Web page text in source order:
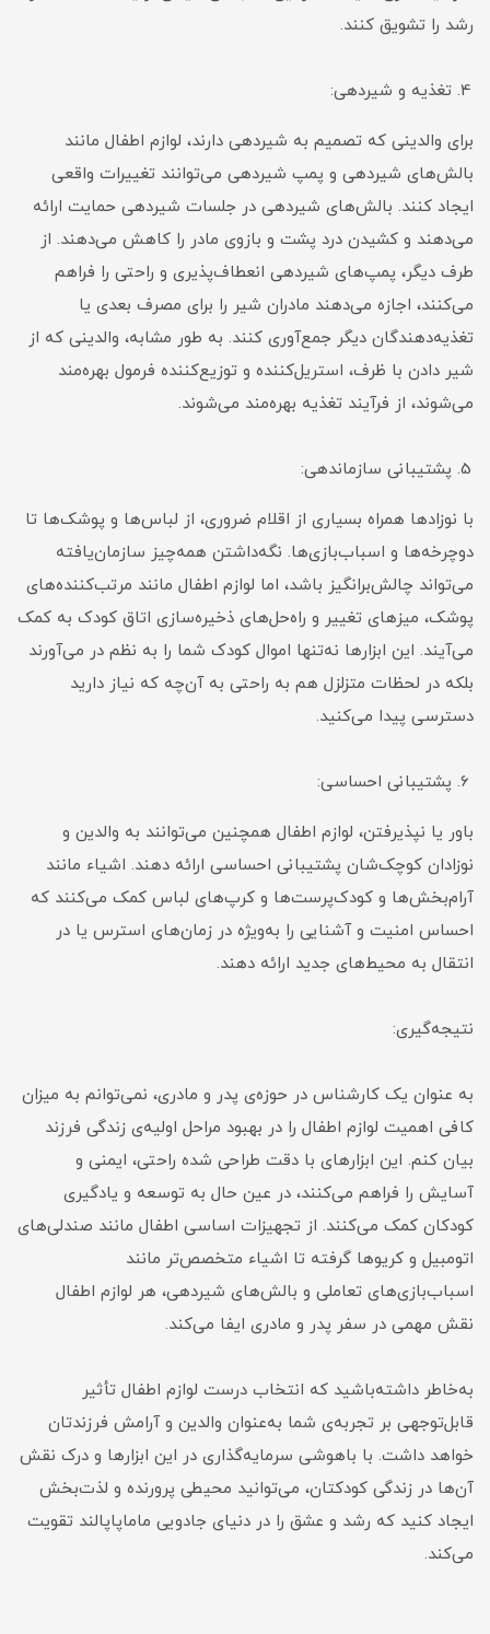
رشد را تشویق کنند.
تغذیه و شیردهی:
برای والدینی که تصمیم به شیردهی دارند، لوازم اطفال مانند
بالش‌های شیردهی و پمپ شیردهی می‌توانند تغییرات واقعی
ایجاد کنند. بالش‌های شیردهی در جلسات شیردهی حمایت ارائه
می‌دهند و کشیدن درد پشت و بازوی مادر را کاهش می‌دهند. از
طرف دیگر، پمپ‌های شیردهی انعطاف‌پذیری و راحتی را فراهم
می‌کنند، اجازه می‌دهند مادران شیر را برای مصرف بعدی یا
تغذیه‌دهندگان دیگر جمع‌آوری کنند. به طور مشابه، والدینی که از
شیر دادن با ظرف، استریل‌کننده و توزیع‌کننده فرمول بهره‌مند
می‌شوند، از فرآیند تغذیه بهره‌مند می‌شوند.
پشتیبانی سازماندهی:
با نوزادها همراه بسیاری از اقلام ضروری، از لباس‌ها و پوشک‌ها تا
دوچرخه‌ها و اسباب‌بازی‌ها. نگه‌داشتن همه‌چیز سازمان‌یافته
می‌تواند چالش‌برانگیز باشد، اما لوازم اطفال مانند مرتب‌کننده‌های
پوشک، میز‌های تغییر و راه‌حل‌های ذخیره‌سازی اتاق کودک به کمک
می‌آیند. این ابزارها نه‌تنها اموال کودک شما را به نظم در می‌آورند
بلکه در لحظات متزلزل هم به راحتی به آن‌چه که نیاز دارید
دسترسی پیدا می‌کنید.
پشتیبانی احساسی:
باور یا نپذیرفتن، لوازم اطفال همچنین می‌توانند به والدین و
نوزادان کوچک‌شان پشتیبانی احساسی ارائه دهند. اشیاء مانند
آرام‌بخش‌ها و کودک‌پرست‌ها و کرپ‌های لباس کمک می‌کنند که
احساس امنیت و آشنایی را به‌ویژه در زمان‌های استرس یا در
انتقال به محیط‌های جدید ارائه دهند.
نتیجه‌گیری:
به عنوان یک کارشناس در حوزه‌ی پدر و مادری، نمی‌توانم به میزان
کافی اهمیت لوازم اطفال را در بهبود مراحل اولیه‌ی زندگی فرزند
بیان کنم. این ابزارهای با دقت طراحی شده راحتی، ایمنی و
آسایش را فراهم می‌کنند، در عین حال به توسعه و یادگیری
کودکان کمک می‌کنند. از تجهیزات اساسی اطفال مانند صندلی‌های
اتومبیل و کریو‌ها گرفته تا اشیاء متخصص‌تر مانند
اسباب‌بازی‌های تعاملی و بالش‌های شیردهی، هر لوازم اطفال
نقش مهمی در سفر پدر و مادری ایفا می‌کند.
به‌خاطر داشته‌باشید که انتخاب درست لوازم اطفال تأثیر
قابل‌توجهی بر تجربه‌ی شما به‌عنوان والدین و آرامش فرزندتان
خواهد داشت. با باهوشی سرمایه‌گذاری در این ابزارها و درک نقش
آن‌ها در زندگی کودکتان، می‌توانید محیطی پرورنده و لذت‌بخش
ایجاد کنید که رشد و عشق را در دنیای جادویی ماماپاپالند تقویت
می‌کند.